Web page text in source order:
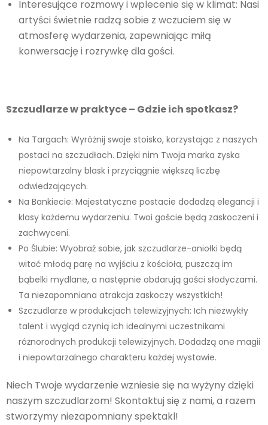
Interesujące rozmowy i wplecenie się w klimat: Nasi
artyści świetnie radzą sobie z wczuciem się w
atmosferę wydarzenia, zapewniając miłą
konwersację i rozrywkę dla gości.
Szczudlarze w praktyce – Gdzie ich spotkasz?
Na Targach: Wyróżnij swoje stoisko, korzystając z naszych
postaci na szczudłach. Dzięki nim Twoja marka zyska
niepowtarzalny blask i przyciągnie większą liczbę
odwiedzających.
Na Bankiecie: Majestatyczne postacie dodadzą elegancji i
klasy każdemu wydarzeniu. Twoi goście będą zaskoczeni i
zachwyceni.
Po Ślubie: Wyobraź sobie, jak szczudlarze-aniołki będą
witać młodą parę na wyjściu z kościoła, puszczą im
bąbelki mydlane, a następnie obdarują gości słodyczami.
Ta niezapomniana atrakcja zaskoczy wszystkich!
Szczudlarze w produkcjach telewizyjnych: Ich niezwykły
talent i wygląd czynią ich idealnymi uczestnikami
różnorodnych produkcji telewizyjnych. Dodadzą one magii
i niepowtarzalnego charakteru każdej wystawie.
Niech Twoje wydarzenie wzniesie się na wyżyny dzięki
naszym szczudlarzom! Skontaktuj się z nami, a razem
stworzymy niezapomniany spektakl!